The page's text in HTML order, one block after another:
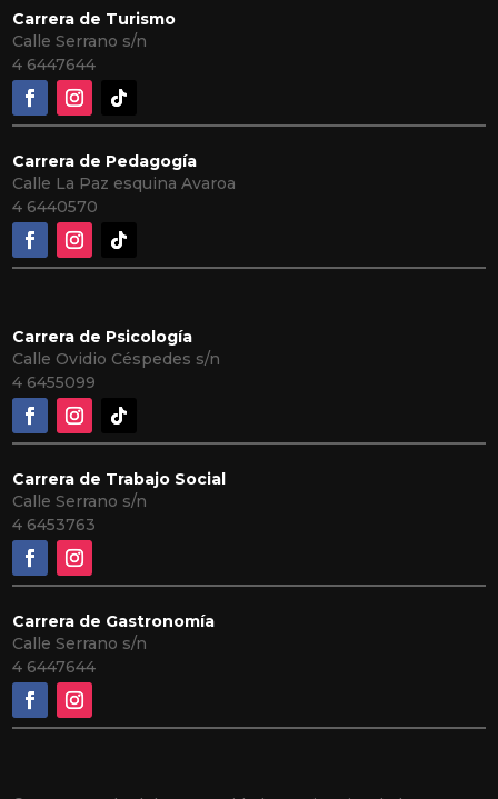
Carrera de Turismo
Calle Serrano s/n
4 6447644
Carrera de Pedagogía
Calle La Paz esquina Avaroa
4 6440570
Carrera de Psicología
Calle Ovidio Céspedes s/n
4 6455099
Carrera de Trabajo Social
Calle Serrano s/n
4 6453763
Carrera de Gastronomía
Calle Serrano s/n
4 6447644